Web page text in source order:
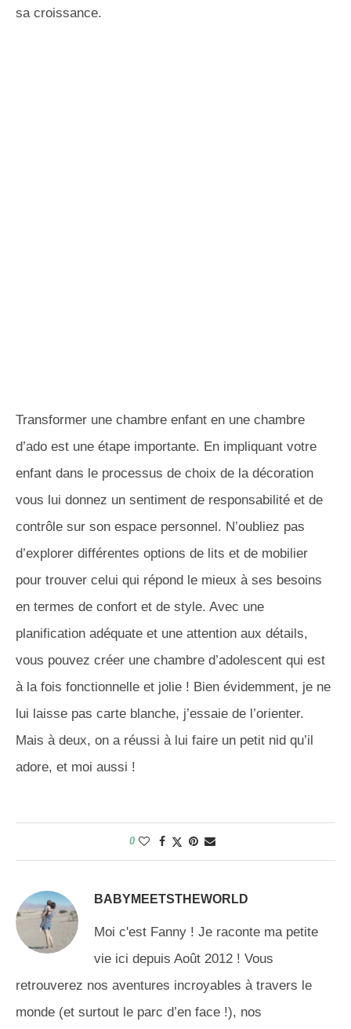
sa croissance.
Transformer une chambre enfant en une chambre
d’ado est une étape importante. En impliquant votre
enfant dans le processus de choix de la décoration
vous lui donnez un sentiment de responsabilité et de
contrôle sur son espace personnel. N’oubliez pas
d’explorer différentes options de lits et de mobilier
pour trouver celui qui répond le mieux à ses besoins
en termes de confort et de style. Avec une
planification adéquate et une attention aux détails,
vous pouvez créer une chambre d’adolescent qui est
à la fois fonctionnelle et jolie ! Bien évidemment, je ne
lui laisse pas carte blanche, j’essaie de l’orienter.
Mais à deux, on a réussi à lui faire un petit nid qu’il
adore, et moi aussi !
0
BABYMEETSTHEWORLD
Moi c'est Fanny ! Je raconte ma petite
vie ici depuis Août 2012 ! Vous
retrouverez nos aventures incroyables à travers le
monde (et surtout le parc d’en face !), nos